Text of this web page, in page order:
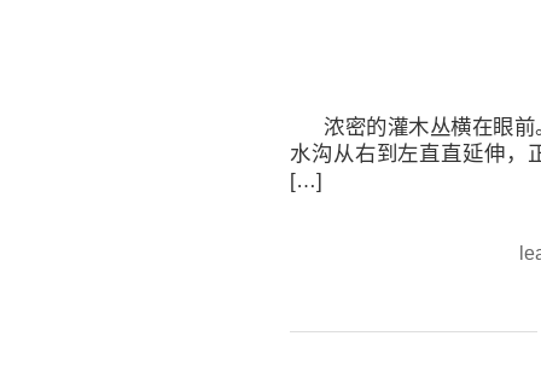
浓密的灌木丛横在眼
水沟从右到左直直延伸，
[…]